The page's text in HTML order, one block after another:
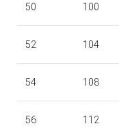
50 100
52 104
54 108
56 112